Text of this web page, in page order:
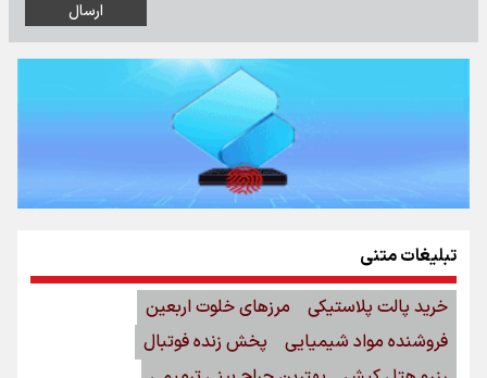
تبلیغات متنی
خرید پالت پلاستیکی
مرزهای خلوت اربعین
فروشنده مواد شیمیایی
پخش زنده فوتبال